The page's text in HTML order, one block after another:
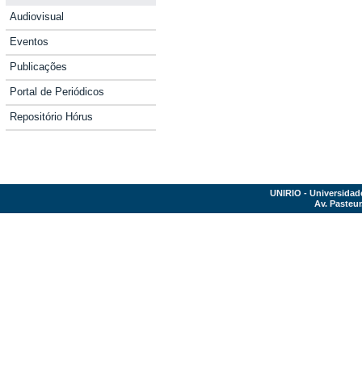
Audiovisual
Eventos
Publicações
Portal de Periódicos
Repositório Hórus
UNIRIO -
Av.